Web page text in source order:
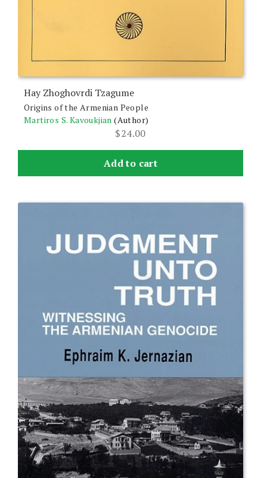
Hay Zhoghovrdi Tzagume
Origins of the Armenian People
Martiros S. Kavoukjian (Author)
$24.00
Add to cart